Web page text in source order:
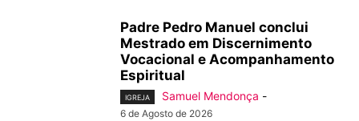
Padre Pedro Manuel conclui
Mestrado em Discernimento
Vocacional e Acompanhamento
Espiritual
IGREJA Samuel Mendonça -
6 de Agosto de 2026